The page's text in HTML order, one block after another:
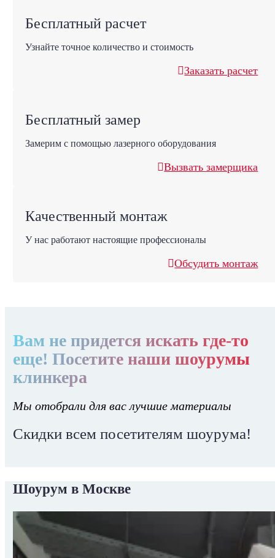
Бесплатный расчет
Узнайте точное количество и стоимость
Заказать расчет
Бесплатный замер
Замерим с помощью лазерного оборудования
Вызвать замерщика
Качественный монтаж
У нас работают настоящие профессионалы
Обсудить монтаж
Вам не придется искать где-то
еще! Посетите наши шоурумы
клинкера
Мы отобрали для вас лучшие материалы
Скидки всем посетителям шоурума!
Шоурум в Москве